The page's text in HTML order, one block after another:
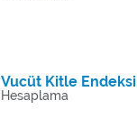
Vucüt Kitle Endeksi
Hesaplama